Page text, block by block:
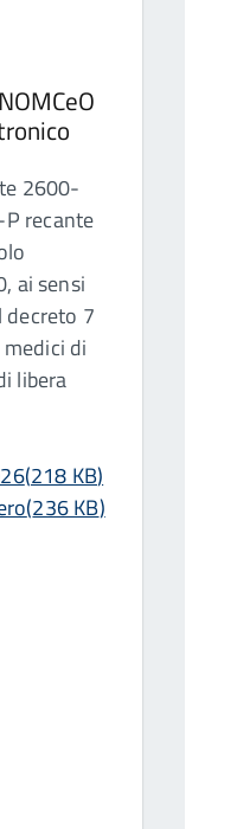
2600-
recante
ai sensi
decreto 7
di
libera
(218 KB)
(236 KB)